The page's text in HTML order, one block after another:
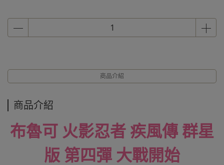
商品介紹
商品介紹
布魯可 火影忍者 疾風傳 群星
版 第四彈 大戰開始